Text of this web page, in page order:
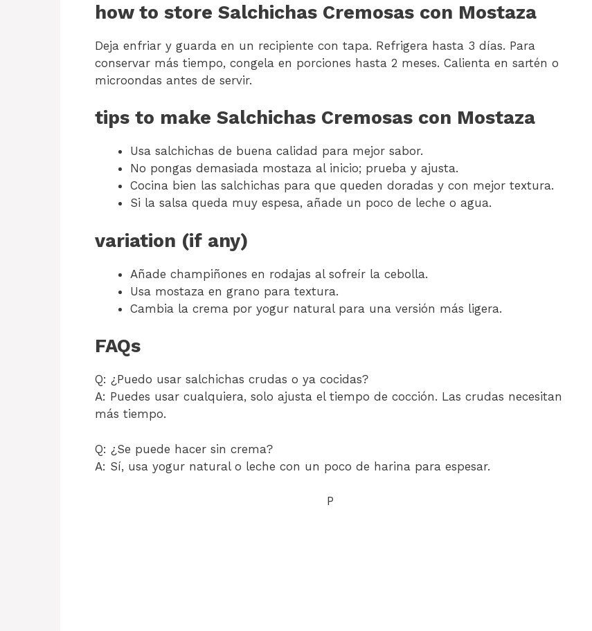
how to store Salchichas Cremosas con Mostaza
Deja enfriar y guarda en un recipiente con tapa. Refrigera hasta 3 días. Para
conservar más tiempo, congela en porciones hasta 2 meses. Calienta en sartén o
microondas antes de servir.
tips to make Salchichas Cremosas con Mostaza
Usa salchichas de buena calidad para mejor sabor.
No pongas demasiada mostaza al inicio; prueba y ajusta.
Cocina bien las salchichas para que queden doradas y con mejor textura.
Si la salsa queda muy espesa, añade un poco de leche o agua.
variation (if any)
Añade champiñones en rodajas al sofreír la cebolla.
Usa mostaza en grano para textura.
Cambia la crema por yogur natural para una versión más ligera.
FAQs
Q: ¿Puedo usar salchichas crudas o ya cocidas?
A: Puedes usar cualquiera, solo ajusta el tiempo de cocción. Las crudas necesitan
más tiempo.
Q: ¿Se puede hacer sin crema?
A: Sí, usa yogur natural o leche con un poco de harina para espesar.
P